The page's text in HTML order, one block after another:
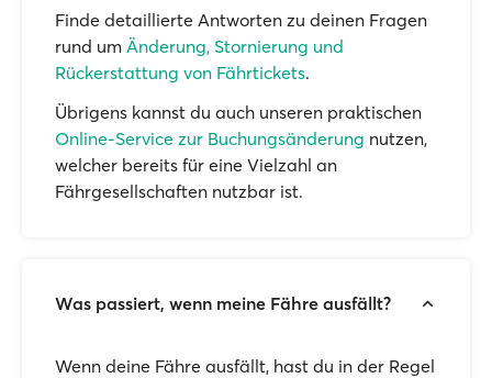
Finde detaillierte Antworten zu deinen Fragen
rund um Änderung, Stornierung und
Rückerstattung von Fährtickets.
Übrigens kannst du auch unseren praktischen
Online-Service zur Buchungsänderung nutzen,
welcher bereits für eine Vielzahl an
Fährgesellschaften nutzbar ist.
Was passiert, wenn meine Fähre ausfällt?
Wenn deine Fähre ausfällt, hast du in der Regel